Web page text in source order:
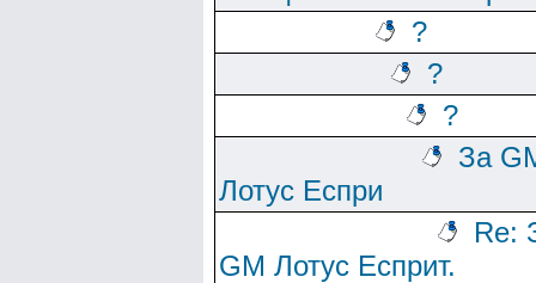
?
?
?
За
Лотус Еспри
Re:
GM Лотус Есприт.